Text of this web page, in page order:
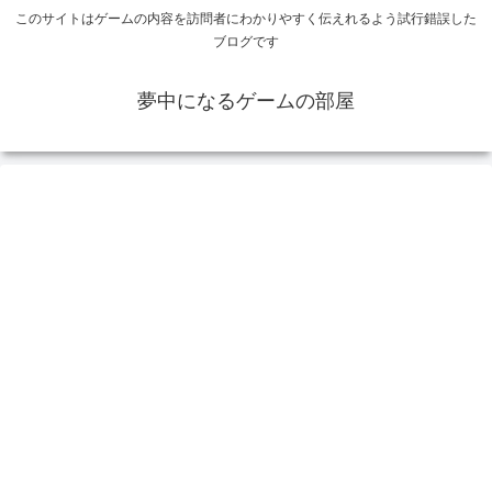
このサイトはゲームの内容を訪問者にわかりやすく伝えれるよう試行錯誤した
ブログです
夢中になるゲームの部屋